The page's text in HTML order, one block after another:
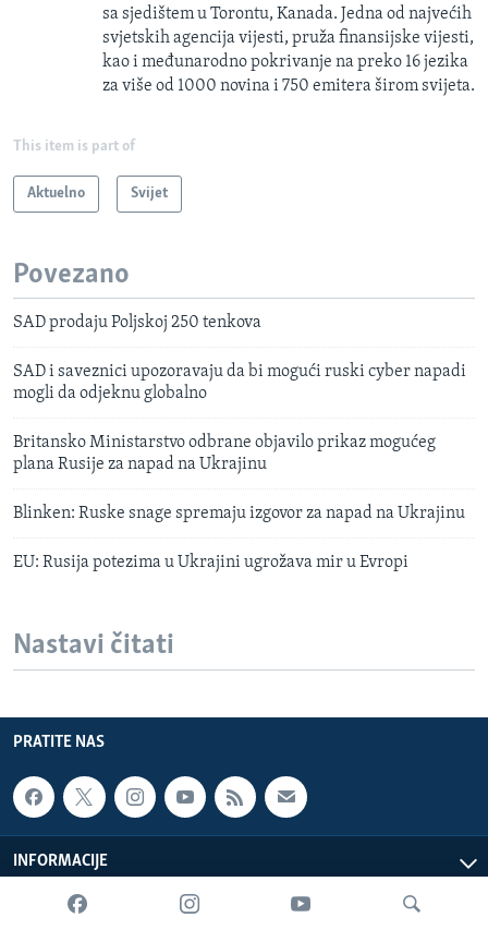
sa sjedištem u Torontu, Kanada. Jedna od najvećih
svjetskih agencija vijesti, pruža finansijske vijesti,
kao i međunarodno pokrivanje na preko 16 jezika
za više od 1000 novina i 750 emitera širom svijeta.
This item is part of
Aktuelno Svijet
Povezano
SAD prodaju Poljskoj 250 tenkova
SAD i saveznici upozoravaju da bi mogući ruski cyber napadi
mogli da odjeknu globalno
Britansko Ministarstvo odbrane objavilo prikaz mogućeg
plana Rusije za napad na Ukrajinu
Blinken: Ruske snage spremaju izgovor za napad na Ukrajinu
EU: Rusija potezima u Ukrajini ugrožava mir u Evropi
Nastavi čitati
PRATITE NAS
INFORMACIJE
SADRŽAJ